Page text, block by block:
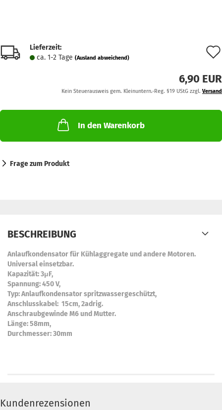
Lieferzeit:
ca. 1-2 Tage (Ausland abweichend)
6,90 EUR
Kein Steuerausweis gem. Kleinuntern.-Reg. §19 UStG zzgl. Versand
In den Warenkorb
Frage zum Produkt
BESCHREIBUNG
Anlaufkondensator für Kühlaggregate und andere Motoren.
Universal einsetzbar.
Kapazität: 3μF,
Spannung: 450 V,
Typ: Anlaufkondensator spritzwassergeschützt,
Anschlusskabel: 15cm, 2adrig.
Anschraubgewinde M6 und Mutter.
Länge: 58mm,
Durchmesser: 30mm
Kundenrezensionen